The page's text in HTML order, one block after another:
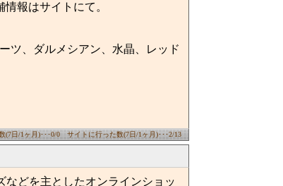
報はサイトにて。
ツ、ダルメシアン、水晶、レッド
(7日/1ヶ月)･･･0/0 サイトに行った数(7日/1ヶ月)･･･2/13
どを主としたオンラインショッ